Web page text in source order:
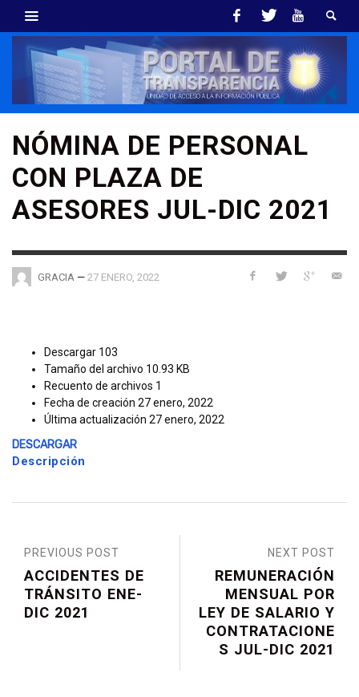
NÓMINA DE PERSONAL
CON PLAZA DE
ASESORES JUL-DIC 2021
GRACIA — 27 ENERO, 2022
Descargar 103
Tamaño del archivo 10.93 KB
Recuento de archivos 1
Fecha de creación 27 enero, 2022
Última actualización 27 enero, 2022
DESCARGAR
Descripción
NEXT POST
REMUNERACIÓN
MENSUAL POR
LEY DE SALARIO Y
CONTRATACIONE
S JUL-DIC 2021
PREVIOUS POST
ACCIDENTES DE
TRÁNSITO ENE-
DIC 2021